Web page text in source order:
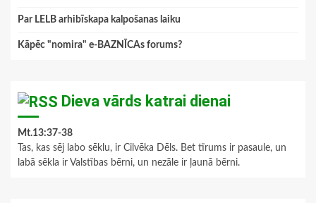
Par LELB arhibīskapa kalpošanas laiku
Kāpēc "nomira" e-BAZNĪCAs forums?
Dieva vārds katrai dienai
Mt.13:37-38
Tas, kas sēj labo sēklu, ir Cilvēka Dēls. Bet tīrums ir pasaule, un
labā sēkla ir Valstības bērni, un nezāle ir ļaunā bērni.